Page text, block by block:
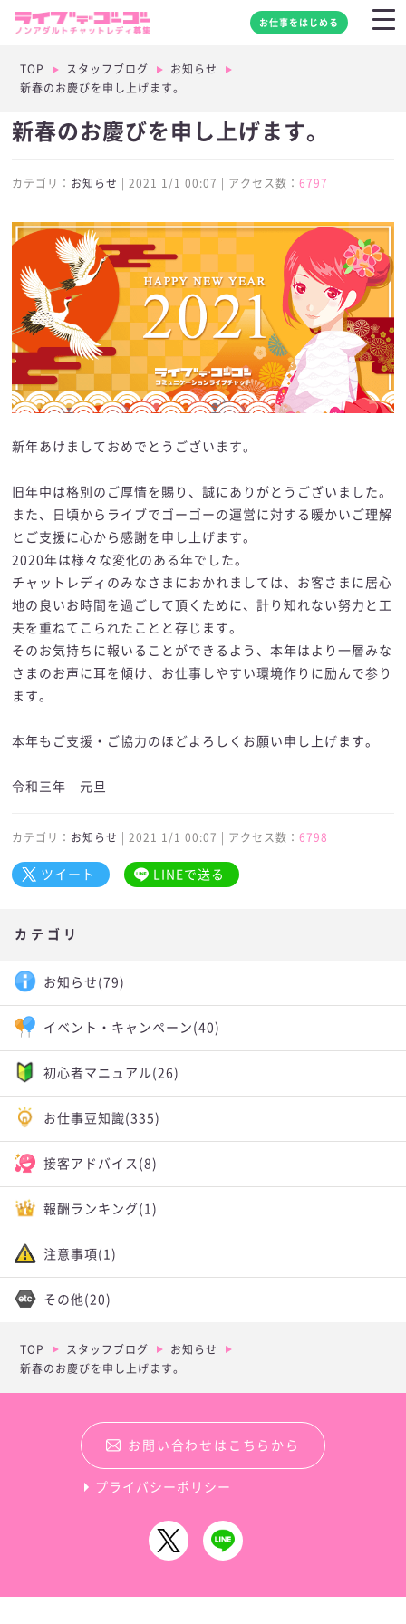
お仕事をはじめる
TOP スタッフブログ
お知らせ
新春のお慶びを申し上げます。
新春のお慶びを申し上げます。
カテゴリ： お知らせ | 2021 1/1 00:07 | アクセス数：6797
新年あけましておめでとうございます。
旧年中は格別のご厚情を賜り、誠にありがとうございました。
また、日頃からライブでゴーゴーの運営に対する暖かいご理解
とご支援に心から感謝を申し上げます。
2020年は様々な変化のある年でした。
チャットレディのみなさまにおかれましては、お客さまに居心
地の良いお時間を過ごして頂くために、計り知れない努力と工
夫を重ねてこられたことと存じます。
そのお気持ちに報いることができるよう、本年はより一層みな
さまのお声に耳を傾け、お仕事しやすい環境作りに励んで参り
ます。
本年もご支援・ご協力のほどよろしくお願い申し上げます。
令和三年 元旦
カテゴリ： お知らせ | 2021 1/1 00:07 | アクセス数：6798
ツイート LINEで送る
カテゴリ
お知らせ (79)
イベント・キャンペーン (40)
初心者マニュアル(26)
お仕事豆知識(335)
接客アドバイス (8)
報酬ランキング (1)
注意事項(1)
その他 (20)
TOP スタッフブログ
お知らせ
新春のお慶びを申し上げます。
お問い合わせはこちらから
プライバシーポリシー